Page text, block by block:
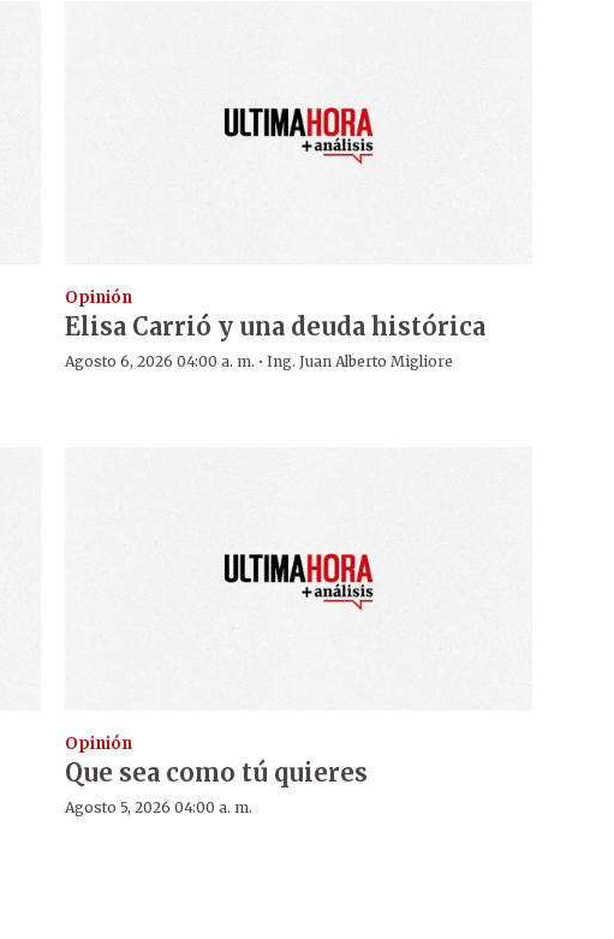
Opinión
Elisa Carrió y una deuda histórica
Agosto 6, 2026 04:00 a. m. · Ing. Juan Alberto Migliore
Opinión
Que sea como tú quieres
Agosto 5, 2026 04:00 a. m.